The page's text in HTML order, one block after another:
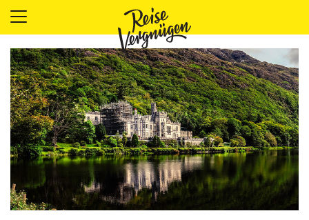
LÄNDER
UNTERKÜNFTE
FOOD
PLANUNG
OUTDOOR